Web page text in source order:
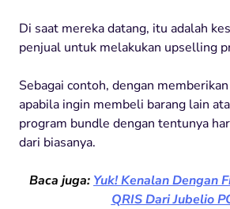
Di saat mereka datang, itu adalah
penjual untuk melakukan upselling
Sebagai contoh, dengan
apabila ingin membeli barang lain
program bundle dengan tentunya
dari biasanya.
Baca juga: Yuk! Kenalan Dengan
QRIS Dari Jubelio